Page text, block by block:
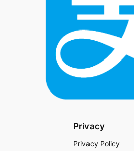
Privacy
Privacy Policy